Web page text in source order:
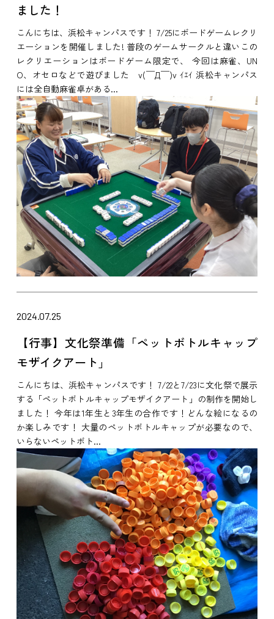
ました！
こんにちは、浜松キャンパスです！ 7/25にボードゲームレクリ
エーションを開催しました! 普段のゲームサークルと違いこの
レクリエーションはボードゲーム限定で、 今回は麻雀、UN
O、オセロなどで遊びました v(￣Д￣)v ｲｴｲ 浜松キャンパス
には全自動麻雀卓がある...
2024.07.25
【行事】文化祭準備「ペットボトルキャップ
モザイクアート」
こんにちは、浜松キャンパスです！ 7/22と7/23に文化祭で展示
する「ペットボトルキャップモザイクアート」の制作を開始し
ました！ 今年は1年生と3年生の合作です！どんな絵になるの
か楽しみです！ 大量のペットボトルキャップが必要なので、
いらないペットボト...